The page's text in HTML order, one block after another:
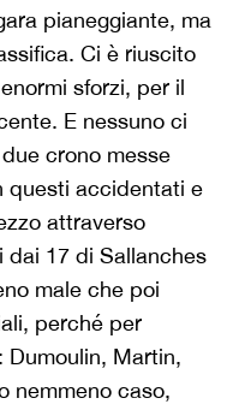
pianeggiante, ma
Ci è riuscito
sforzi, per il
E nessuno ci
crono messe
questi accidentati e
attraverso
dai 17 di Sallanches
male che poi
perché per
Dumoulin, Martin,
nemmeno caso,